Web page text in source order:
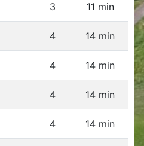
3 11 min
4 14 min
4 14 min
4 14 min
4 14 min